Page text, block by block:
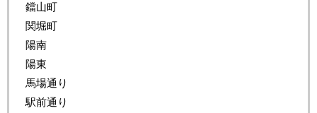
鐺山町
関堀町
陽南
陽東
馬場通り
駅前通り